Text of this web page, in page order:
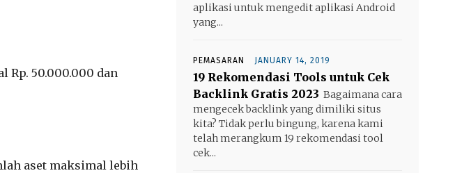
50.000.000 dan
aset maksimal lebih
aplikasi untuk mengedit aplikasi Android
yang...
PEMASARAN JANUARY 14, 2019
19 Rekomendasi Tools untuk Cek
Backlink Gratis 2023 Bagaimana cara
mengecek backlink yang dimiliki situs
kita? Tidak perlu bingung, karena kami
telah merangkum 19 rekomendasi tool
cek...